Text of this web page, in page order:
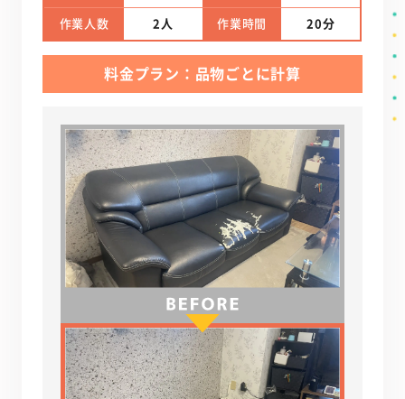
作業人数
2人 作業時間 20分
料金プラン：品物ごとに計算